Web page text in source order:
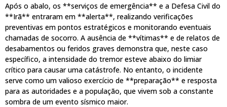
Após o abalo, os **serviços de emergência** e a Defesa Civil do
**Irã** entraram em **alerta**, realizando verificações
preventivas em pontos estratégicos e monitorando eventuais
chamadas de socorro. A ausência de **vítimas** e de relatos de
desabamentos ou feridos graves demonstra que, neste caso
específico, a intensidade do tremor esteve abaixo do limiar
crítico para causar uma catástrofe. No entanto, o incidente
serve como um valioso exercício de **preparação** e resposta
para as autoridades e a população, que vivem sob a constante
sombra de um evento sísmico maior.